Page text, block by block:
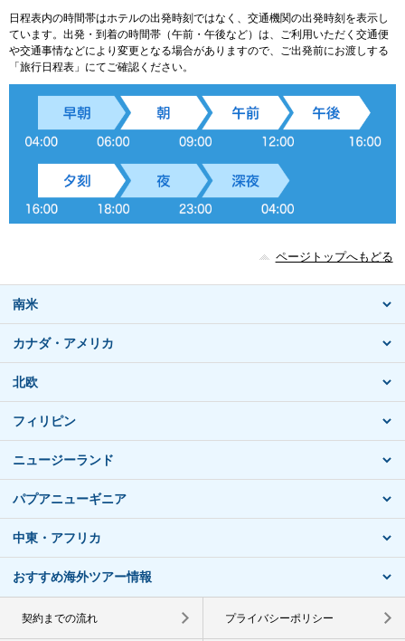
日程表内の時間帯はホテルの出発時刻ではなく、交通機関の出発時刻を表示し
ています。出発・到着の時間帯（午前・午後など）は、ご利用いただく交通便
や交通事情などにより変更となる場合がありますので、ご出発前にお渡しする
「旅行日程表」にてご確認ください。
ページトップへもどる
南米
カナダ・アメリカ
北欧
フィリピン
ニュージーランド
パプアニューギニア
中東・アフリカ
おすすめ海外ツアー情報
契約までの流れ プライバシーポリシー